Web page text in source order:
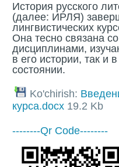
История русского
(далее: ИРЛЯ)
лингвистических
Она тесно связана
дисциплинами,
в его истории, так и
состоянии.
Ko'chirish:
курса.docx 19.2 Kb
--------Qr Code--------